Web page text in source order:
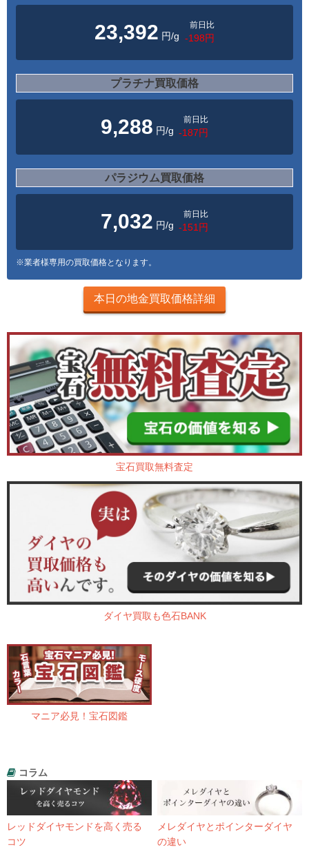
23,392 円/g
前日比
-198円
プラチナ買取価格
9,288 円/g
前日比
-187円
パラジウム買取価格
7,032 円/g
前日比
-151円
※業者様専用の買取価格となります。
本日の地金買取価格詳細
宝石買取無料査定
ダイヤ買取も色石BANK
マニア必見！宝石図鑑
コラム
レッドダイヤモンドを高く売る
コツ
メレダイヤとポインターダイヤ
の違い